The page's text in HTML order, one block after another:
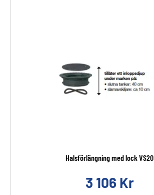
Halsförlängning med lock VS20
3 106 Kr